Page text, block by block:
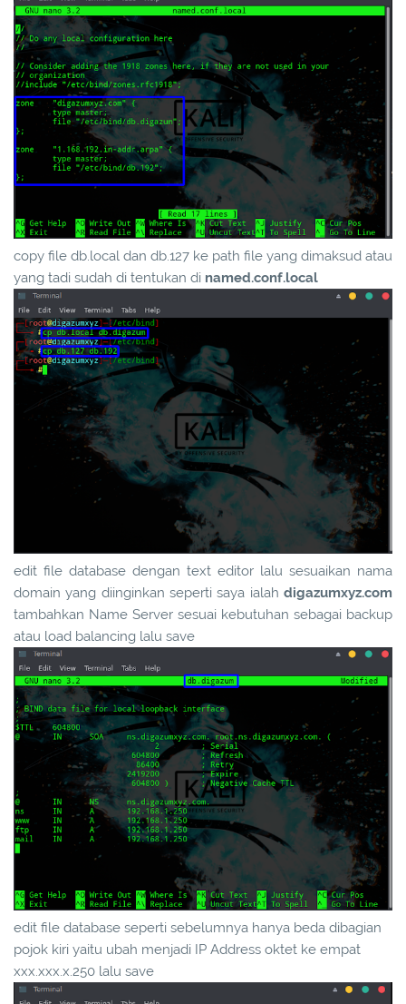
copy file db.local dan db.127 ke path file yang dimaksud atau
yang tadi sudah di tentukan di named.conf.local
edit file database dengan text editor lalu sesuaikan nama
domain yang diinginkan seperti saya ialah digazumxyz.com
tambahkan Name Server sesuai kebutuhan sebagai backup
atau load balancing lalu save
edit file database seperti sebelumnya hanya beda dibagian
pojok kiri yaitu ubah menjadi IP Address oktet ke empat
xxx.xxx.x.250 lalu save